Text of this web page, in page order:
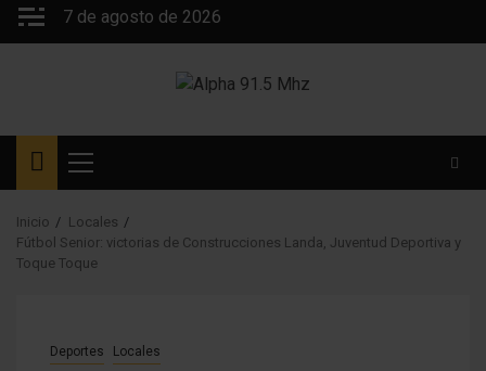
Saltar
7 de agosto de 2026
Menú
principal
Inicio
Locales
Fútbol Senior: victorias de Construcciones Landa, Juventud Deportiva y
Toque Toque
Deportes Locales